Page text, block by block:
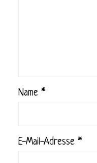
Name *
E-Mail-Adresse *